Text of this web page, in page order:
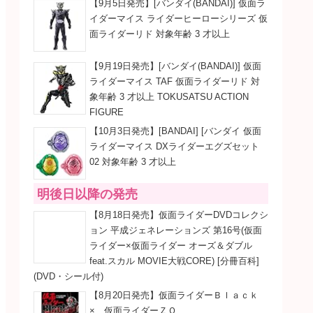
【9月5日発売】[バンダイ(BANDAI)] 仮面ラ
イダーマイス ライダーヒーローシリーズ 仮
面ライダーリド 対象年齢 3 才以上
【9月19日発売】[バンダイ(BANDAI)] 仮面
ライダーマイス TAF 仮面ライダーリド 対
象年齢 3 才以上 TOKUSATSU ACTION
FIGURE
【10月3日発売】[BANDAI] [バンダイ 仮面
ライダーマイス DXライダーエグズセット
02 対象年齢 3 才以上
明後日以降の発売
【8月18日発売】仮面ライダーDVDコレクシ
ョン 平成ジェネレーションズ 第16号(仮面
ライダー×仮面ライダー オーズ＆ダブル
feat.スカル MOVIE大戦CORE) [分冊百科]
(DVD・シール付)
【8月20日発売】仮面ライダーＢｌａｃｋ
× 仮面ライダーＺＯ